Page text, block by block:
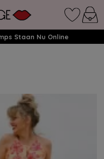
Staan Nu Online